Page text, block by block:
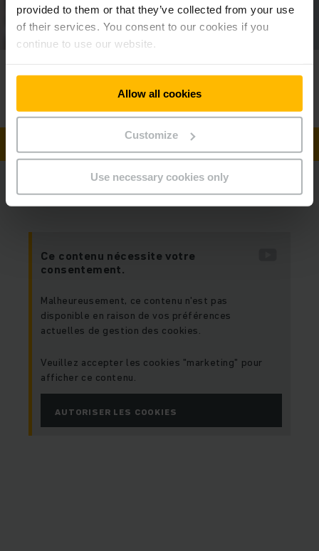
provided to them or that they’ve collected from your use
of their services. You consent to our cookies if you
continue to use our website.
Allow all cookies
Customize
Use necessary cookies only
0 809 102 703
Nos chariots à mât rétractable en action
Ce contenu nécessite votre
consentement.
Malheureusement, ce contenu n'est pas
disponible en raison de vos préférences
actuelles de gestion des cookies.
Veuillez accepter les cookies "marketing" pour
afficher ce contenu.
AUTORISER LES COOKIES